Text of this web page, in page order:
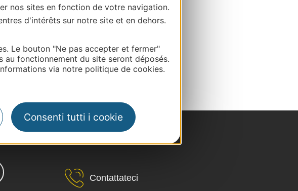
nos sites en fonction de votre navigation.
d'intérêts sur notre site et en dehors.
Le bouton "Ne pas accepter et fermer"
fonctionnement du site seront déposés.
via notre politique de cookies.
Consenti tutti i cookie
Contattateci